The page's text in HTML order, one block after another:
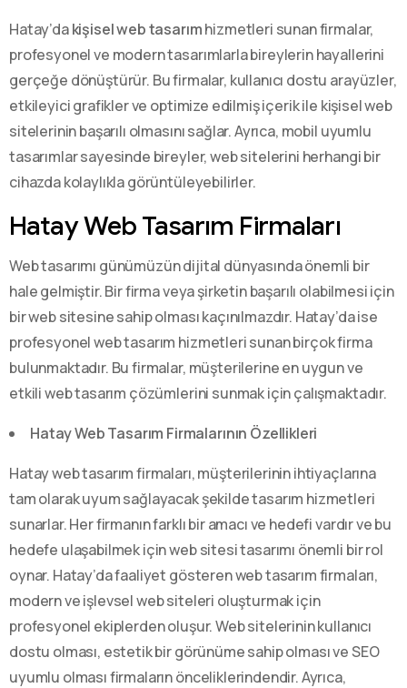
Hatay’dakişisel web tasarımhizmetleri sunan firmalar,
profesyonel ve modern tasarımlarla bireylerin hayallerini
gerçeğe dönüştürür. Bu firmalar, kullanıcı dostu arayüzler,
etkileyici grafikler ve optimize edilmiş içerik ile kişisel web
sitelerinin başarılı olmasını sağlar. Ayrıca, mobil uyumlu
tasarımlar sayesinde bireyler, web sitelerini herhangi bir
cihazda kolaylıkla görüntüleyebilirler.
Hatay Web Tasarım Firmaları
Web tasarımı günümüzün dijital dünyasında önemli bir
hale gelmiştir. Bir firma veya şirketin başarılı olabilmesi için
bir web sitesine sahip olması kaçınılmazdır. Hatay’da ise
profesyonel web tasarım hizmetleri sunan birçok firma
bulunmaktadır. Bu firmalar, müşterilerine en uygun ve
etkili web tasarım çözümlerini sunmak için çalışmaktadır.
Hatay Web Tasarım Firmalarının Özellikleri
Hatay web tasarım firmaları, müşterilerinin ihtiyaçlarına
tam olarak uyum sağlayacak şekilde tasarım hizmetleri
sunarlar. Her firmanın farklı bir amacı ve hedefi vardır ve bu
hedefe ulaşabilmek için web sitesi tasarımı önemli bir rol
oynar. Hatay’da faaliyet gösteren web tasarım firmaları,
modern ve işlevsel web siteleri oluşturmak için
profesyonel ekiplerden oluşur. Web sitelerinin kullanıcı
dostu olması, estetik bir görünüme sahip olması ve SEO
uyumlu olması firmaların önceliklerindendir. Ayrıca,